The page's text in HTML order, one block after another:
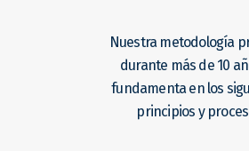
Nuestra metodología
durante más de 10
fundamenta en los
principios y